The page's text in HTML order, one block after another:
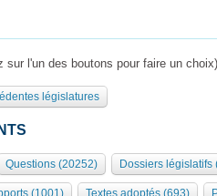
organes
Présidents Bureau Collège des
Bourbon
sur l'un des boutons pour faire un choix)
législatures
Questions (20252) Dossiers législatifs
(1001) Textes adoptés (693)